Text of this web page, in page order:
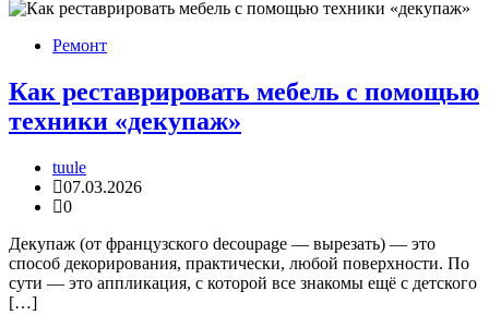
Ремонт
Как реставрировать мебель с помощью
техники «декупаж»
tuule
07.03.2026
0
Декупаж (от французского decoupage — вырезать) — это
способ декорирования, практически, любой поверхности. По
сути — это аппликация, с которой все знакомы ещё с детского
[…]